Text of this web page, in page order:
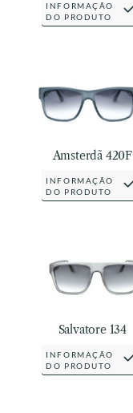
INFORMAÇÃO
DO PRODUTO
Amsterdã 420F
INFORMAÇÃO
DO PRODUTO
Salvatore 134
INFORMAÇÃO
DO PRODUTO